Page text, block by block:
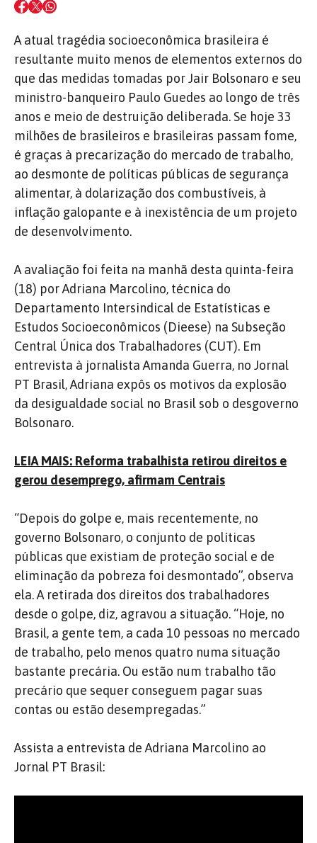
A atual tragédia socioeconômica brasileira é
resultante muito menos de elementos externos do
que das medidas tomadas por Jair Bolsonaro e seu
ministro-banqueiro Paulo Guedes ao longo de três
anos e meio de destruição deliberada. Se hoje 33
milhões de brasileiros e brasileiras passam fome,
é graças à precarização do mercado de trabalho,
ao desmonte de políticas públicas de segurança
alimentar, à dolarização dos combustíveis, à
inflação galopante e à inexistência de um projeto
de desenvolvimento.
A avaliação foi feita na manhã desta quinta-feira
(18) por Adriana Marcolino, técnica do
Departamento Intersindical de Estatísticas e
Estudos Socioeconômicos (Dieese) na Subseção
Central Única dos Trabalhadores (CUT). Em
entrevista à jornalista Amanda Guerra, no Jornal
PT Brasil, Adriana expôs os motivos da explosão
da desigualdade social no Brasil sob o desgoverno
Bolsonaro.
LEIA MAIS: Reforma trabalhista retirou direitos e
gerou desemprego, afirmam Centrais
“Depois do golpe e, mais recentemente, no
governo Bolsonaro, o conjunto de políticas
públicas que existiam de proteção social e de
eliminação da pobreza foi desmontado”, observa
ela. A retirada dos direitos dos trabalhadores
desde o golpe, diz, agravou a situação. “Hoje, no
Brasil, a gente tem, a cada 10 pessoas no mercado
de trabalho, pelo menos quatro numa situação
bastante precária. Ou estão num trabalho tão
precário que sequer conseguem pagar suas
contas ou estão desempregadas.”
Assista a entrevista de Adriana Marcolino ao
Jornal PT Brasil: